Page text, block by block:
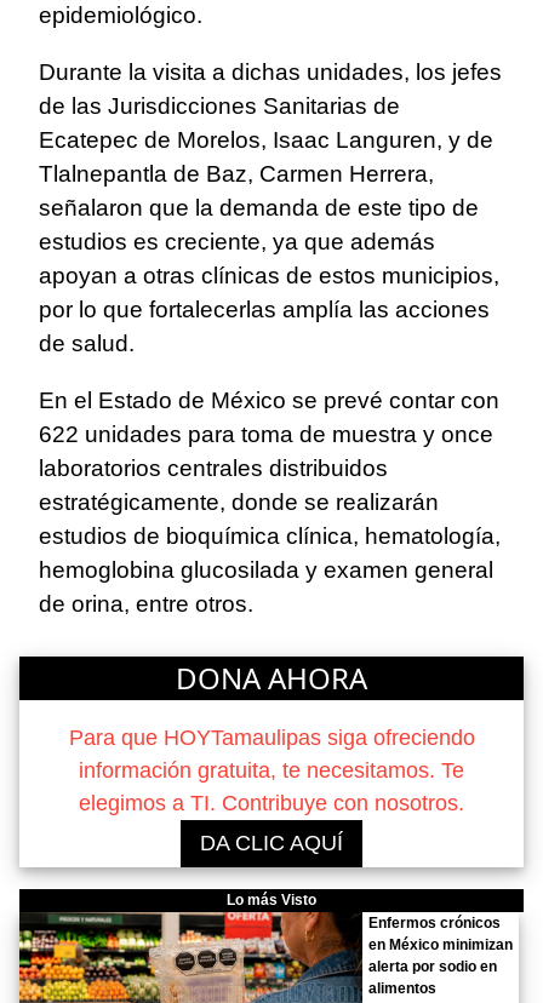
epidemiológico.
Durante la visita a dichas unidades, los jefes
de las Jurisdicciones Sanitarias de
Ecatepec de Morelos, Isaac Languren, y de
Tlalnepantla de Baz, Carmen Herrera,
señalaron que la demanda de este tipo de
estudios es creciente, ya que además
apoyan a otras clínicas de estos municipios,
por lo que fortalecerlas amplía las acciones
de salud.
En el Estado de México se prevé contar con
622 unidades para toma de muestra y once
laboratorios centrales distribuidos
estratégicamente, donde se realizarán
estudios de bioquímica clínica, hematología,
hemoglobina glucosilada y examen general
de orina, entre otros.
DONA AHORA
Para que HOYTamaulipas siga ofreciendo
información gratuita, te necesitamos. Te
elegimos a TI. Contribuye con nosotros.
DA CLIC AQUÍ
Lo más Visto
Enfermos crónicos
en México minimizan
alerta por sodio en
alimentos